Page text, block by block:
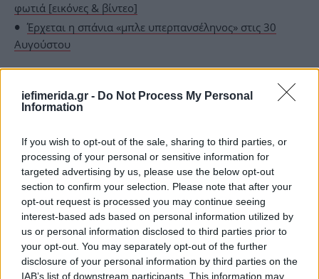
iefimerida.gr - Do Not Process My Personal
Information
If you wish to opt-out of the sale, sharing to third parties, or
processing of your personal or sensitive information for
targeted advertising by us, please use the below opt-out
section to confirm your selection. Please note that after your
opt-out request is processed you may continue seeing
interest-based ads based on personal information utilized by
us or personal information disclosed to third parties prior to
your opt-out. You may separately opt-out of the further
disclosure of your personal information by third parties on the
IAB’s list of downstream participants. This information may
φωτιά [εικόνες & βίντεο]
Έρχεται η σπάνια «μπλε υπερπανσέληνος» στις 30
Αυγούστου